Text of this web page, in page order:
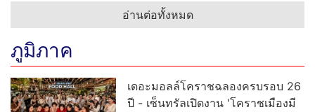
อ่านต่อทั้งหมด
ภูมิภาค
เดอะมอลล์โคราชฉลองครบรอบ 26
ปี - เซ็นทรัลเปิดงาน 'โคราชเมืองมี